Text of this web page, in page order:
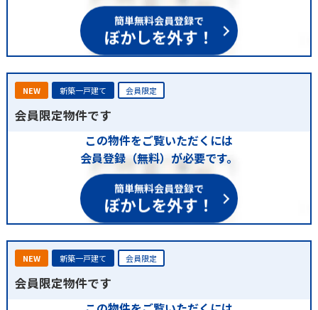
簡単無料会員登録で
ぼかしを外す！
NEW 新築一戸建て 会員限定
会員限定物件です
この物件をご覧いただくには
会員登録（無料）が必要です。
簡単無料会員登録で
ぼかしを外す！
NEW 新築一戸建て 会員限定
会員限定物件です